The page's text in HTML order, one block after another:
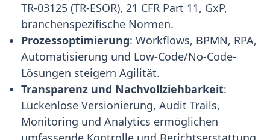
TR-03125 (TR-ESOR), 21 CFR Part 11, GxP,
branchenspezifische Normen.
Prozessoptimierung: Workflows, BPMN, RPA,
Automatisierung und Low-Code/No-Code-
Lösungen steigern Agilität.
Transparenz und Nachvollziehbarkeit:
Lückenlose Versionierung, Audit Trails,
Monitoring und Analytics ermöglichen